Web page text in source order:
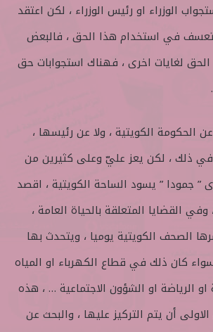
الوزراء او رئيس الوزراء ، لكن اعتقد
في استخدام هذا الحق ، فالبعض
لغايات اخرى ، فهناك استجوابات حق
الحكومة الكويتية ، ولا عن رئيسها ،
ذلك ، لكن يعز عليّ وعلى كثيرين من
” جمودا ” يسود الساحة الكويتية ، اقصد
القضايا المتعلقة بالحياة العامة ،
الصحف الكويتية يوميا ، ويتحدث بها
كان ذلك في قطاع الكهرباء او المياه
او الرياضة او الشؤون الاجتماعية … ، هذه
أن يتم التركيز عليها ، والبحث عن